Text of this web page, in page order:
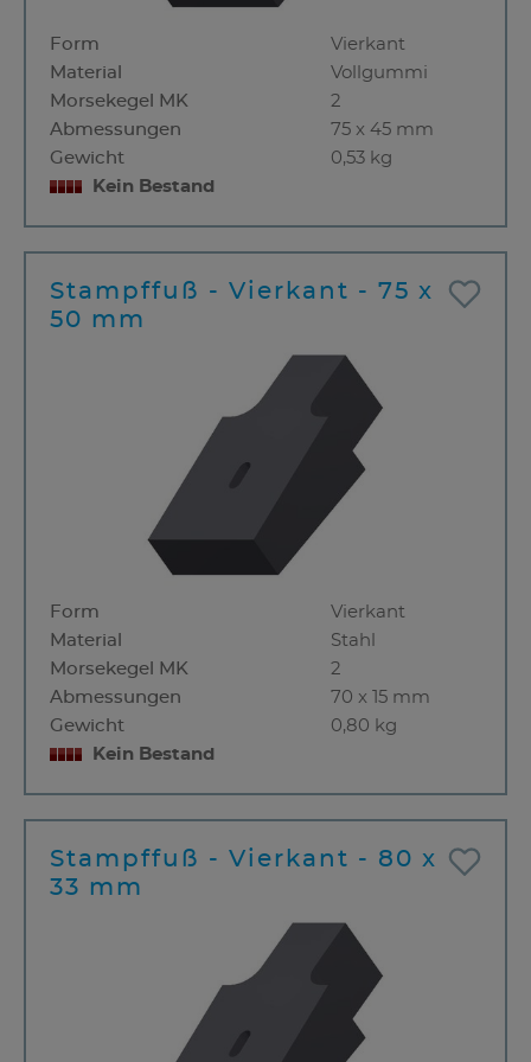
Form
Vierkant
Material
Vollgummi
Morsekegel MK
2
Abmessungen
75 x 45 mm
Gewicht
0,53 kg
Kein Bestand
Stampffuß - Vierkant - 75 x
50 mm
Form
Vierkant
Material
Stahl
Morsekegel MK
2
Abmessungen
70 x 15 mm
Gewicht
0,80 kg
Kein Bestand
Stampffuß - Vierkant - 80 x
33 mm